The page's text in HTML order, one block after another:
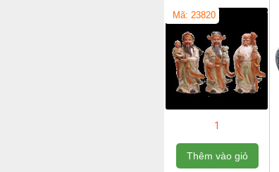
Mã: 23820
1
Thêm vào giỏ